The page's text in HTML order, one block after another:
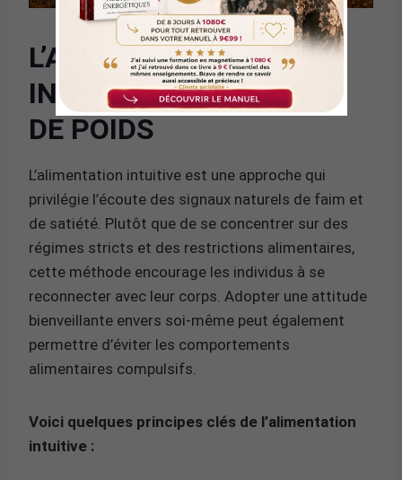
L’ALIMENTATION
INTUITIVE ET LA PERTE
DE POIDS
L’alimentation intuitive est une approche qui
privilégie l’écoute des signaux naturels de faim et
de satiété. Plutôt que de se concentrer sur des
régimes stricts et des restrictions alimentaires,
cette méthode encourage les individus à se
reconnecter avec leur corps. Adopter une attitude
bienveillante envers soi-même peut également
permettre d’éviter les comportements
alimentaires compulsifs.
Voici quelques principes clés de l’alimentation
intuitive :